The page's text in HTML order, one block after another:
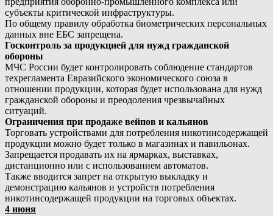
субъекты критической инфраструктуры.
По общему правилу обработка биометрических персональных
данных вне ЕБС запрещена.
Госконтроль за продукцией для нужд гражданской
обороны
МЧС России будет контролировать соблюдение стандартов
техрегламента Евразийского экономического союза в
отношении продукции, которая будет использована для нужд
гражданской обороны и преодоления чрезвычайных
ситуаций.
Ограничения при продаже вейпов и кальянов
Торговать устройствами для потребления никотинсодержащей
продукции можно будет только в магазинах и павильонах.
Запрещается продавать их на ярмарках, выставках,
дистанционно или с использованием автоматов.
Также вводится запрет на открытую выкладку и
демонстрацию кальянов и устройств потребления
никотинсодержащей продукции на торговых объектах.
4 июня